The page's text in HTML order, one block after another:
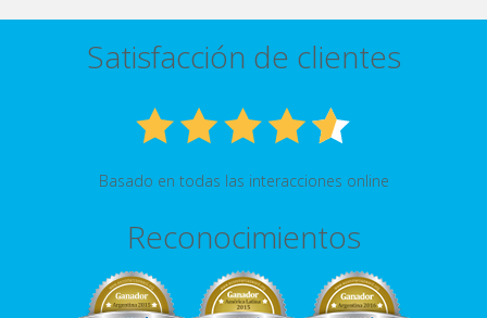
Satisfacción de clientes
Basado en todas las interacciones online
Reconocimientos